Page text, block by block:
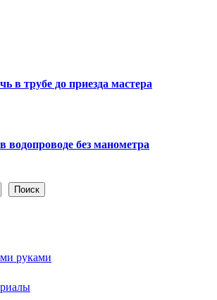
в трубе до приезда мастера
водопроводе без манометра
Поиск
руками